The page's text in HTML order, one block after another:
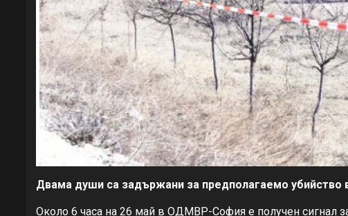
Двама души са задържани за предполагаемо
Около 6 часа на 26 май в ОДМВР-София е получен сигнал